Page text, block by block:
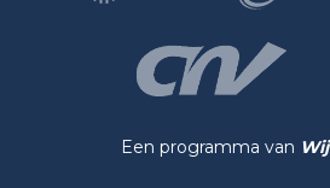
Een programma van Wij